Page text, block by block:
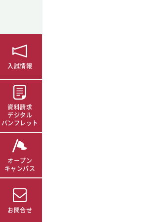
入試情報
資料請求
デジタル
パンフレット
オープン
キャンパス
お問合せ